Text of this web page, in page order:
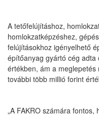
A tetőfelújításhoz,
homlokzatképzéshez,
felújításokhoz igényelhető
építőanyag gyártó cég
értékben, ám a
további több millió forint
„A FAKRO számára